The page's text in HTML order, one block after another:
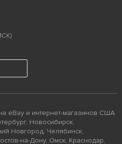
eBay и интернет-магазинов США
Новосибирск,
Новгород, Челябинск,
на-Дону, Омск, Краснодар,